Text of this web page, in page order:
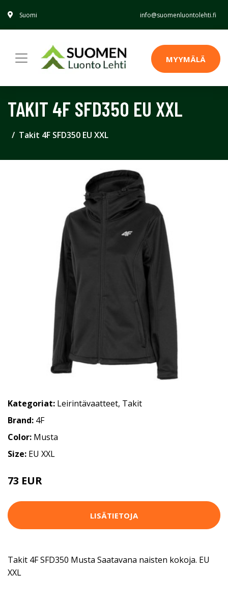
Suomi info@suomenluontolehti.fi
MYYMÄLÄ
TAKIT 4F SFD350 EU XXL
Takit 4F SFD350 EU XXL
Kategoriat: Leirintävaatteet, Takit
Brand: 4F
Color: Musta
Size: EU XXL
73 EUR
LISÄTIETOJA
Takit 4F SFD350 Musta Saatavana naisten kokoja. EU
XXL